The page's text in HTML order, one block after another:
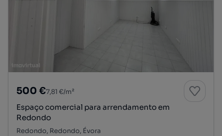
500 €7,81 €/m²
Espaço comercial para arrendamento em
Redondo
Redondo, Redondo, Évora